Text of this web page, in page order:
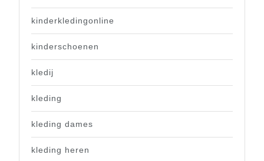
kinderkledingonline
kinderschoenen
kledij
kleding
kleding dames
kleding heren